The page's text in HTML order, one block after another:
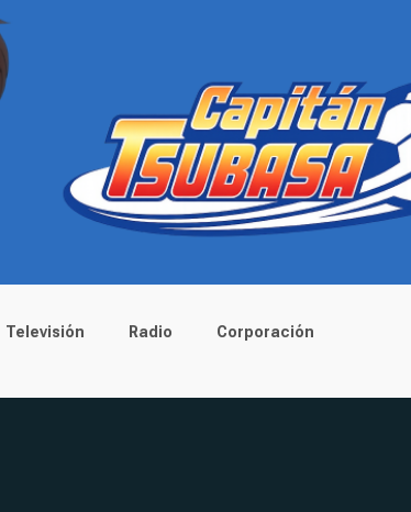
Televisión Radio Corporación